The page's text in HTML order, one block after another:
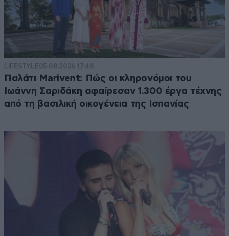
LIFESTYLE05·08·2026 17:48
Παλάτι Marivent: Πώς οι κληρονόμοι του
Ιωάννη Σαριδάκη αφαίρεσαν 1.300 έργα τέχνης
από τη βασιλική οικογένεια της Ισπανίας